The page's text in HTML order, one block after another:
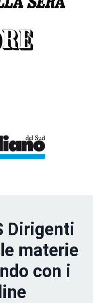
Dirigenti
materie
con i